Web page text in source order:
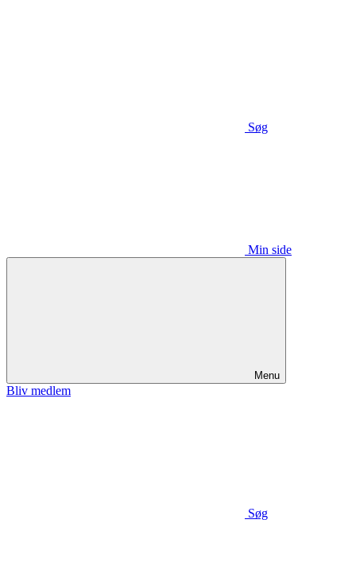
Søg
Min side
Menu
Bliv medlem
Søg